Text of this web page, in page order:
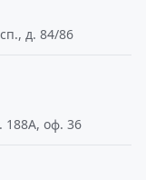
д. 84/86
188А, оф. 36